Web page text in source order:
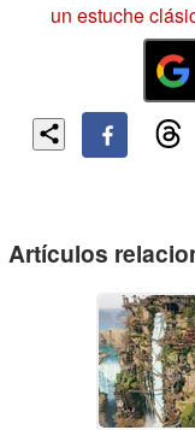
un estuche
Artículos